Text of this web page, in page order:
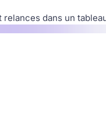
dans un